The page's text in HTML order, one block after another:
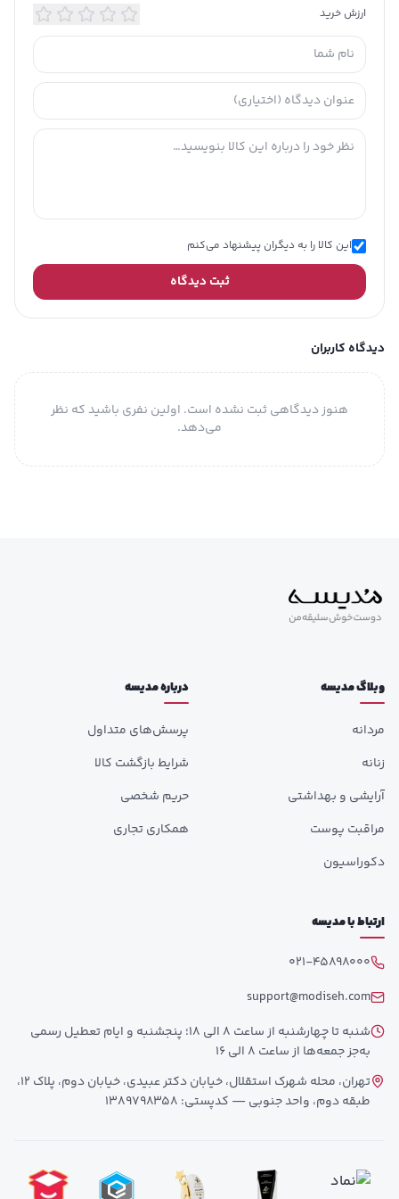
جنس شیشه
کریستال یاقوت کبود (سافایر یا Sapphire
جنس بدنه استیل
نوع قفل بند
میزان
مقاومت در
برابر فشار آب
30 متر
منبع انرژی
ارزش خرید
این کالا را به دیگران پیشنهاد می‌کنم
ثبت دیدگاه
دیدگاه کاربران
هنوز دیدگاهی ثبت نشده است. اولین نفری باشید که نظر
می‌دهد.
وبلاگ مدیسه
مردانه
زنانه
آرایشی و بهداشتی
مراقبت پوست
دکوراسیون
درباره مدیسه
پرسش‌های متداول
شرایط بازگشت کالا
حریم شخصی
همکاری تجاری
ارتباط با مدیسه
021-45898000
support@modiseh.com
شنبه تا چهارشنبه از ساعت 8 الی 18؛ پنجشنبه و ایام تعطیل رسمی
به‌جز جمعه‌ها از ساعت 8 الی 16
تهران، محله شهرک استقلال، خیابان دکتر عبیدی، خیابان دوم، پلاک 12،
طبقه دوم، واحد جنوبی — کدپستی: 1389798358